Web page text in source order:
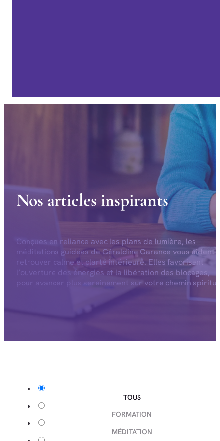
Nos articles inspirants
Conçues en reliance avec les plans de lumière, les
méditations guidées de Géraldine Garance vous aident
retrouver calme et clarté intérieure. Elles favorisent
l’ouverture des énergies et la libération des blocages,
pour avancer plus sereinement sur votre chemin
TOUS
FORMATION
MÉDITATION